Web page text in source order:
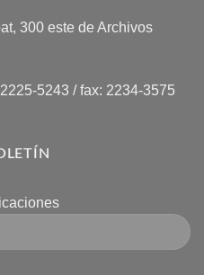
300 este de Archivos
5243 / fax: 2234-3575